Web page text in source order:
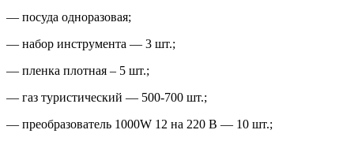
— посуда одноразовая;
— набор инструмента — 3 шт.;
— пленка плотная – 5 шт.;
— газ туристический — 500-700 шт.;
— преобразователь 1000W 12 на 220 В — 10 шт.;